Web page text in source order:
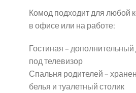
Комод подходит для любой
в офисе или на работе:
Гостиная –
под телевизор
Спальня родителей –
белья и туалетный столик